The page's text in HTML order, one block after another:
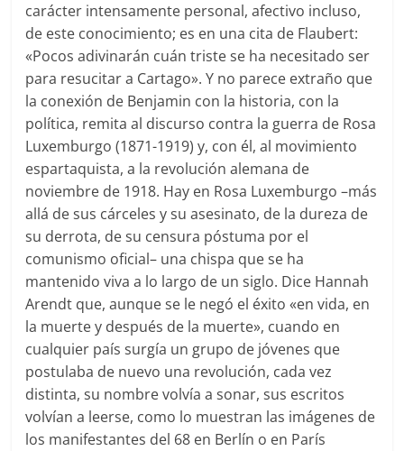
carácter intensamente personal, afectivo incluso,
de este conocimiento; es en una cita de Flaubert:
«Pocos adivinarán cuán triste se ha necesitado ser
para resucitar a Cartago». Y no parece extraño que
la conexión de Benjamin con la historia, con la
política, remita al discurso contra la guerra de Rosa
Luxemburgo (1871-1919) y, con él, al movimiento
espartaquista, a la revolución alemana de
noviembre de 1918. Hay en Rosa Luxemburgo –más
allá de sus cárceles y su asesinato, de la dureza de
su derrota, de su censura póstuma por el
comunismo oficial– una chispa que se ha
mantenido viva a lo largo de un siglo. Dice Hannah
Arendt que, aunque se le negó el éxito «en vida, en
la muerte y después de la muerte», cuando en
cualquier país surgía un grupo de jóvenes que
postulaba de nuevo una revolución, cada vez
distinta, su nombre volvía a sonar, sus escritos
volvían a leerse, como lo muestran las imágenes de
los manifestantes del 68 en Berlín o en París